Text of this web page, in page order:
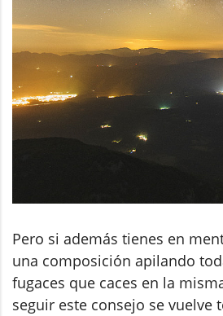
Pero si además tienes en
una composición apilando
fugaces que caces en la
seguir este consejo se vuelve